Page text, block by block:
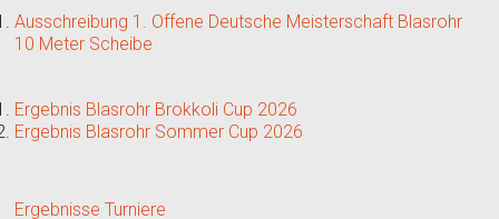
Ausschreibung 1. Offene Deutsche Meisterschaft Blasrohr
10 Meter Scheibe
Ergebnis Blasrohr Brokkoli Cup 2026
Ergebnis Blasrohr Sommer Cup 2026
Ergebnisse Turniere